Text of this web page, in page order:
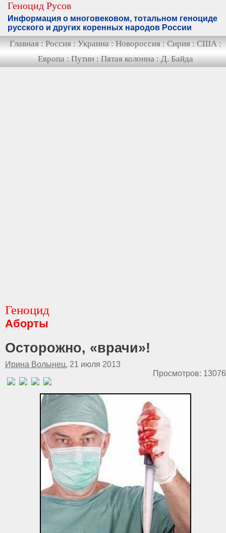
Геноцид Русов
Информация о многовековом, тотальном геноциде
русского и других коренных народов России
Главная : Россия : Украина : Новороссия : Сирия : США :
Европа : Путин : Пятая колонна : Д. Байда
Геноцид
Аборты
Осторожно, «врачи»!
Ирина Волынец, 21 июля 2013
Просмотров: 13076